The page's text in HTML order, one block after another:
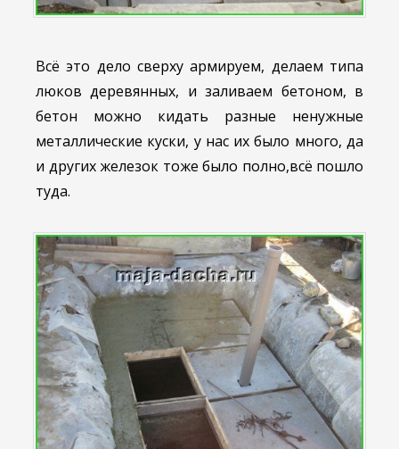
Всё это дело сверху армируем, делаем типа
люков деревянных, и заливаем бетоном, в
бетон можно кидать разные ненужные
металлические куски, у нас их было много, да
и других железок тоже было полно,всё пошло
туда.